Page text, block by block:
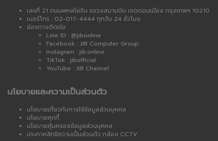
เลขที่ 21 ถนนพหลโยธิน แขวงสนามบิน เขตดอนเมือง กรุงเทพฯ 10210
เบอร์โทร : 02-017-4444 ทุกวัน 24 ชั่วโมง
ช่องทางติดต่อ
Line ID : @jibonline
Facebook : JIB Computer Group
Instagram : jib.online
TikTok : jibofficial
YouTube : JIB Channel
นโยบายและความเป็นส่วนตัว
นโยบายเกี่ยวกับการใช้ข้อมูลส่วนบุคคล
นโยบายคุกกี้
นโยบายคุ้มครองข้อมูลส่วนบุคคล
ประกาศสิทธิความเป็นส่วนตัว กล้อง CCTV